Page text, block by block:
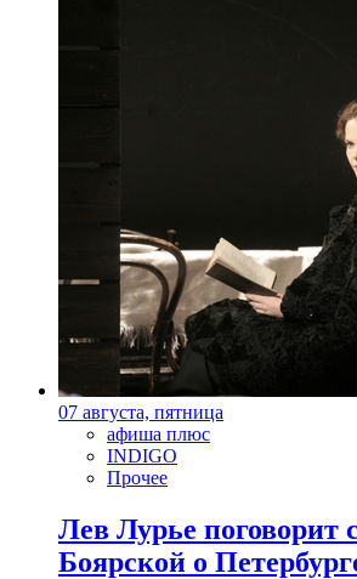
07 августа, пятница
афиша плюс
INDIGO
Прочее
Лев Лурье поговорит
Боярской о